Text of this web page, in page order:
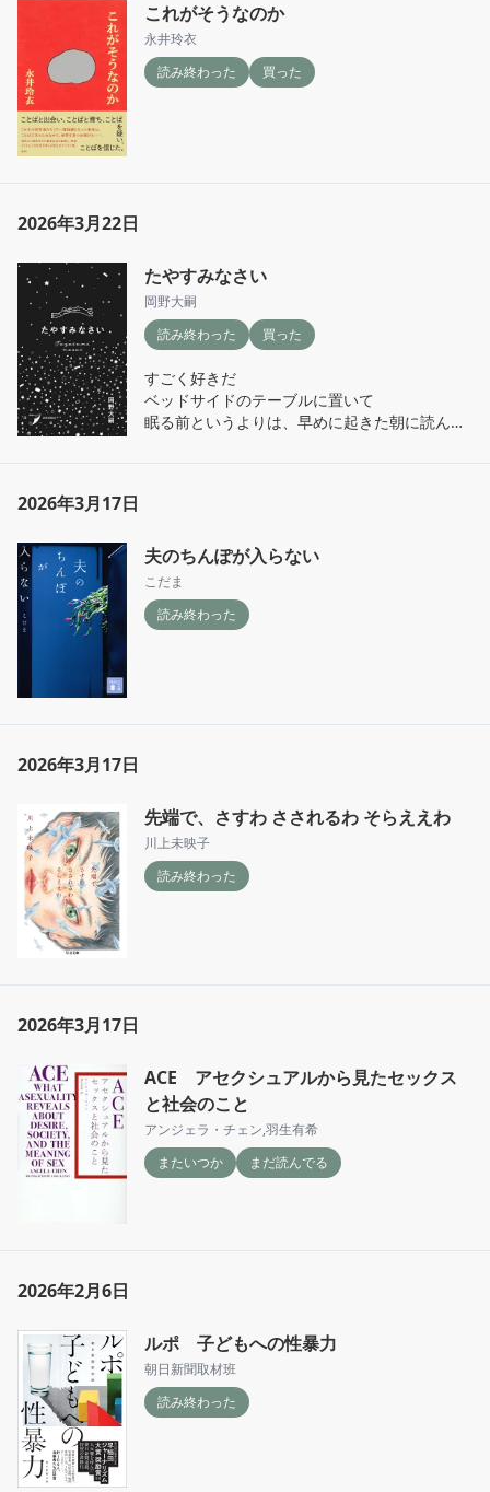
これがそうなのか
永井玲衣
読み終わった
買った
2026年3月22日
たやすみなさい
岡野大嗣
読み終わった
買った
すごく好きだ
ベッドサイドのテーブルに置いて
眠る前というよりは、早めに起きた朝に読んだ
2026年3月17日
夫のちんぽが入らない
こだま
読み終わった
2026年3月17日
先端で、さすわ さされるわ そらええわ
川上未映子
読み終わった
2026年3月17日
ACE アセクシュアルから見たセックス
と社会のこと
アンジェラ・チェン,羽生有希
またいつか
まだ読んでる
2026年2月6日
ルポ 子どもへの性暴力
朝日新聞取材班
読み終わった